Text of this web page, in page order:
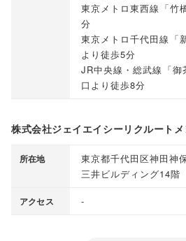
東京メトロ東西線 「竹
分
東京メトロ千代田線 「
より徒歩5分
JR中央線・総武線 「御
口より徒歩8分
株式会社ジェイエイシーリクルート
所在地
東京都千代田区神田
三井ビルディング14階
アクセス -